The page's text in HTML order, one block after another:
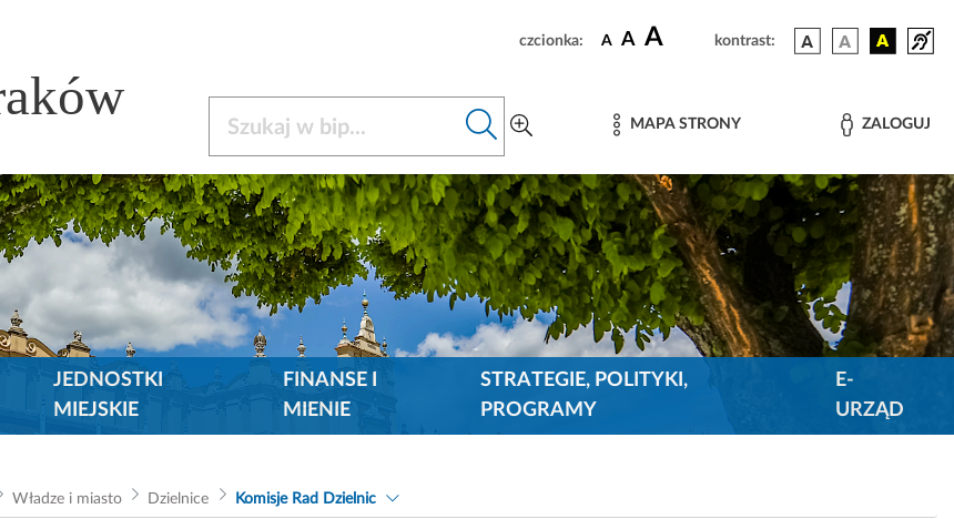
czcionka: A A A kontrast:
MAPA STRONY ZALOGUJ
JEDNOSTKI
MIEJSKIE
FINANSE I
MIENIE
STRATEGIE, POLITYKI,
PROGRAMY
E-
URZĄD
Władze i miasto Dzielnice Komisje Rad Dzielnic